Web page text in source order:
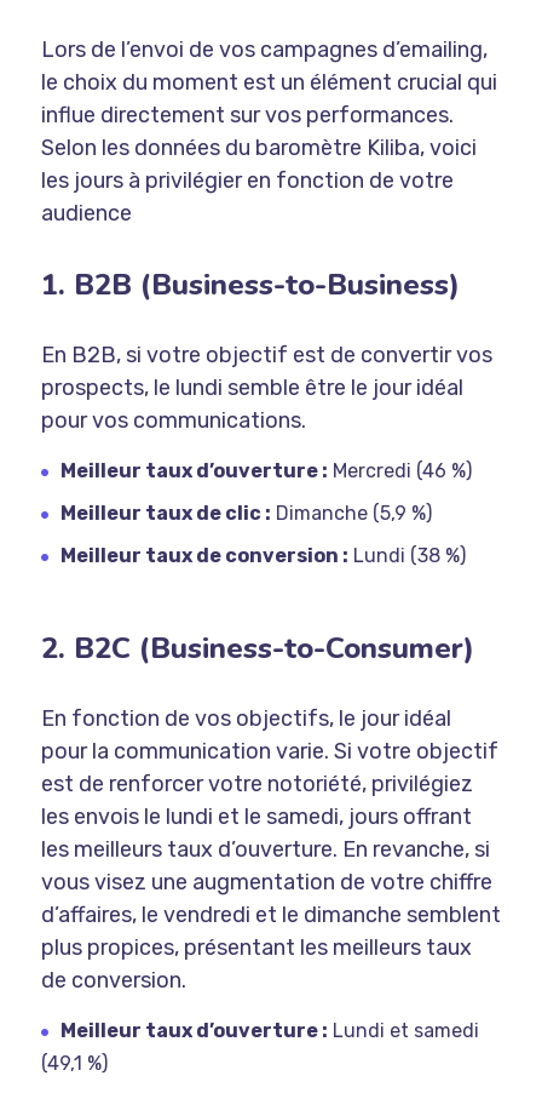
Lors de l’envoi de vos campagnes d’emailing,
le choix du moment est un élément crucial qui
influe directement sur vos performances.
Selon les données du baromètre Kiliba, voici
les jours à privilégier en fonction de votre
audience
1. B2B (Business-to-Business)
En B2B, si votre objectif est de convertir vos
prospects, le lundi semble être le jour idéal
pour vos communications.
Meilleur taux d’ouverture : Mercredi (46 %)
Meilleur taux de clic : Dimanche (5,9 %)
Meilleur taux de conversion : Lundi (38 %)
2. B2C (Business-to-Consumer)
En fonction de vos objectifs, le jour idéal
pour la communication varie. Si votre objectif
est de renforcer votre notoriété, privilégiez
les envois le lundi et le samedi, jours offrant
les meilleurs taux d’ouverture. En revanche, si
vous visez une augmentation de votre chiffre
d’affaires, le vendredi et le dimanche semblent
plus propices, présentant les meilleurs taux
de conversion.
Meilleur taux d’ouverture : Lundi et samedi
(49,1 %)